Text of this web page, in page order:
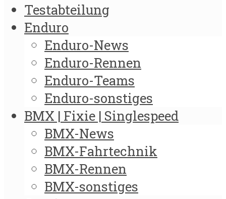
Testabteilung
Enduro
Enduro-News
Enduro-Rennen
Enduro-Teams
Enduro-sonstiges
BMX | Fixie | Singlespeed
BMX-News
BMX-Fahrtechnik
BMX-Rennen
BMX-sonstiges